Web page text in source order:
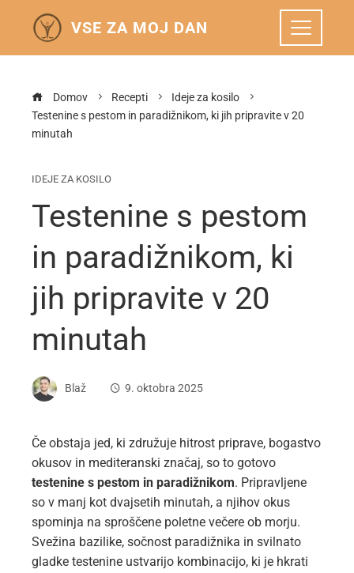
VSE ZA MOJ DAN
Domov Recepti
Ideje za kosilo
Testenine s pestom in paradižnikom, ki jih pripravite v 20
minutah
IDEJE ZA KOSILO
Testenine s pestom
in paradižnikom, ki
jih pripravite v 20
minutah
Blaž 9. oktobra 2025
Če obstaja jed, ki združuje hitrost priprave, bogastvo
okusov in mediteranski značaj, so to gotovo
testenine s pestom in paradižnikom. Pripravljene
so v manj kot dvajsetih minutah, a njihov okus
spominja na sproščene poletne večere ob morju.
Svežina bazilike, sočnost paradižnika in svilnato
gladke testenine ustvarijo kombinacijo, ki je hkrati